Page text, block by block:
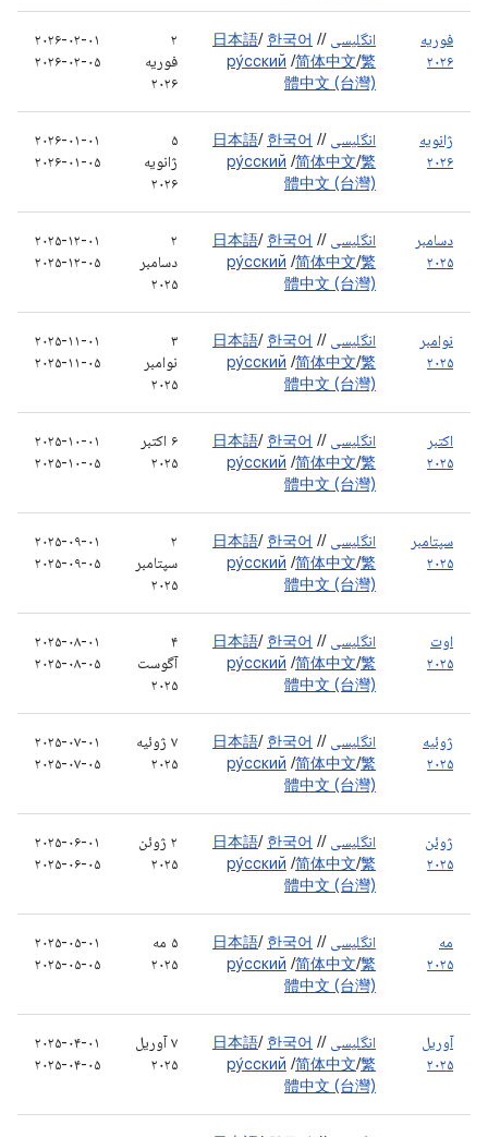
فوریه
۲۰۲۶
انگلیسی /
日本語/ 한국어 /
ру́сский /简体中文/繁
體中文 (台灣)
۲
فوریه
۲۰۲۶
۲۰۲۶-۰۲-۰۱
۲۰۲۶-۰۲-۰۵
ژانویه
۲۰۲۶
انگلیسی /
日本語/ 한국어 /
ру́сский /简体中文/繁
體中文 (台灣)
۵
ژانویه
۲۰۲۶
۲۰۲۶-۰۱-۰۱
۲۰۲۶-۰۱-۰۵
دسامبر
۲۰۲۵
انگلیسی /
日本語/ 한국어 /
ру́сский /简体中文/繁
體中文 (台灣)
۲
دسامبر
۲۰۲۵
۲۰۲۵-۱۲-۰۱
۲۰۲۵-۱۲-۰۵
نوامبر
۲۰۲۵
انگلیسی /
日本語/ 한국어 /
ру́сский /简体中文/繁
體中文 (台灣)
۳
نوامبر
۲۰۲۵
۲۰۲۵-۱۱-۰۱
۲۰۲۵-۱۱-۰۵
اکتبر
۲۰۲۵
انگلیسی /
日本語/ 한국어 /
ру́сский /简体中文/繁
體中文 (台灣)
۶ اکتبر
۲۰۲۵
۲۰۲۵-۱۰-۰۱
۲۰۲۵-۱۰-۰۵
سپتامبر
۲۰۲۵
انگلیسی /
日本語/ 한국어 /
ру́сский /简体中文/繁
體中文 (台灣)
۲
سپتامبر
۲۰۲۵
۲۰۲۵-۰۹-۰۱
۲۰۲۵-۰۹-۰۵
اوت
۲۰۲۵
انگلیسی /
日本語/ 한국어 /
ру́сский /简体中文/繁
體中文 (台灣)
۴
آگوست
۲۰۲۵
۲۰۲۵-۰۸-۰۱
۲۰۲۵-۰۸-۰۵
ژوئیه
۲۰۲۵
انگلیسی /
日本語/ 한국어 /
ру́сский /简体中文/繁
體中文 (台灣)
۷ ژوئیه
۲۰۲۵
۲۰۲۵-۰۷-۰۱
۲۰۲۵-۰۷-۰۵
ژوئن
۲۰۲۵
انگلیسی /
日本語/ 한국어 /
ру́сский /简体中文/繁
體中文 (台灣)
۲ ژوئن
۲۰۲۵
۲۰۲۵-۰۶-۰۱
۲۰۲۵-۰۶-۰۵
مه
۲۰۲۵
انگلیسی /
日本語/ 한국어 /
ру́сский /简体中文/繁
體中文 (台灣)
۵ مه
۲۰۲۵
۲۰۲۵-۰۵-۰۱
۲۰۲۵-۰۵-۰۵
آوریل
۲۰۲۵
انگلیسی /
日本語/ 한국어 /
ру́сский /简体中文/繁
體中文 (台灣)
۷ آوریل
۲۰۲۵
۲۰۲۵-۰۴-۰۱
۲۰۲۵-۰۴-۰۵